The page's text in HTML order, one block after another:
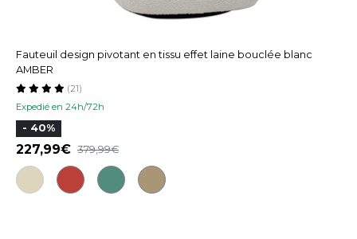
Fauteuil design pivotant en tissu effet laine bouclée blanc
AMBER
Expedié en 24h/72h
(21)
- 40%
227,99 379,99